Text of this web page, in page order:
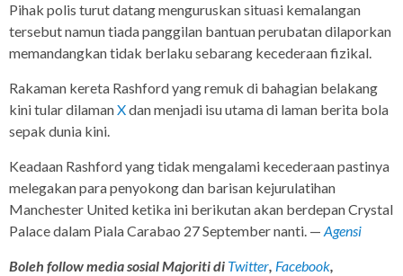
Pihak polis turut datang menguruskan situasi kemalangan
tersebut namun tiada panggilan bantuan perubatan dilaporkan
memandangkan tidak berlaku sebarang kecederaan fizikal.
Rakaman kereta Rashford yang remuk di bahagian belakang
kini tular dilamanXdan menjadi isu utama di laman berita bola
sepak dunia kini.
Keadaan Rashford yang tidak mengalami kecederaan pastinya
melegakan para penyokong dan barisan kejurulatihan
Manchester United ketika ini berikutan akan berdepan Crystal
Palace dalam Piala Carabao 27 September nanti. — Agensi
Boleh follow media sosial Majoriti di Twitter, Facebook,